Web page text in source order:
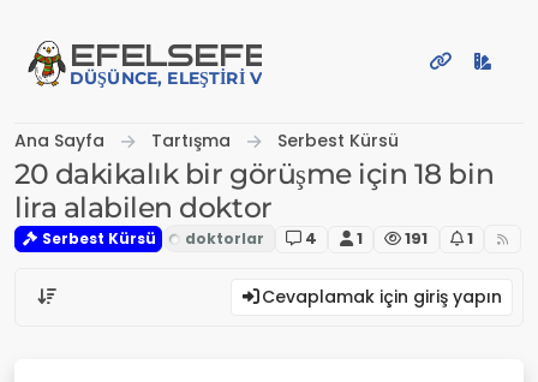
EFELSEFE
DÜŞÜNCE, ELEŞTIRI VE PAYLAŞIM PLATFORMU
Ana Sayfa Tartışma Serbest Kürsü
20 dakikalık bir görüşme için 18 bin
lira alabilen doktor
Serbest Kürsü 4 1 191 1
Cevaplamak için giriş yapın